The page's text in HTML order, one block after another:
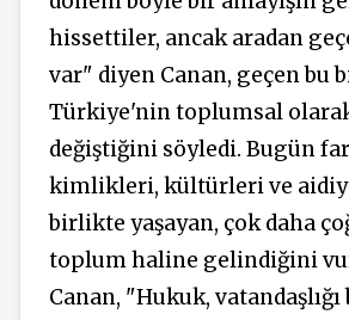
hissettiler, ancak aradan
var" diyen Canan, geçen bu
Türkiye'nin toplumsal
değiştiğini söyledi. Bugün
kimlikleri, kültürleri ve
birlikte yaşayan, çok daha
toplum haline gelindiğini
Canan, "Hukuk,